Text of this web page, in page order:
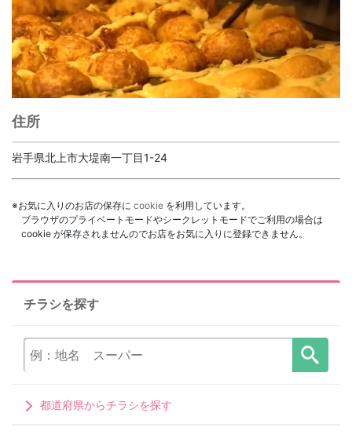
住所
岩手県北上市大堤南一丁目1-24
※お気に入りのお店の保存に cookie を利用しています。
ブラウザのプライベートモードやシークレットモードでご利用の場合は
cookie が保存されませんのでお店をお気に入りに登録できません。
チラシを探す
都道府県からチラシを探す